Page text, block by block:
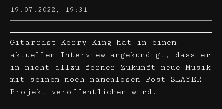
19.07.2022, 19:31
Gitarrist Kerry King hat in einem
aktuellen Interview angekündigt, dass er
in nicht allzu ferner Zukunft neue Musik
mit seinem noch namenlosen Post-SLAYER-
Projekt veröffentlichen wird.